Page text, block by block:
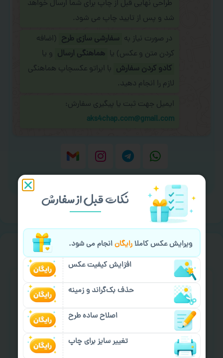
طراحی نهایی قبل از چاپ برای شما ارسال خواهد
شد و پس از تایید چاپ می شود.
در صورت نیاز به سفارشی سازی طرح (اضافه
کردن متن و عکس) یا هماهنگی ارسال و یا
کادو کردن سفارش با اپراتو عکسچاپ هماهنگی
لازم را انجام دهید.
ایمیل جهت ثبت یا پیگیری سفارش:
aks4chap.com@gmail.com
خیالت راحت ازسفارش گیری
سفارش گیری آنلاین چاپ عمده و فوری
نکات قبل از سفارش
ویرایش عکس کاملارایگانانجام می شود.
افزایش کیفیت عکس
حذف بک‌گراند و زمینه
اصلاح ساده طرح
تغییر سایز برای چاپ